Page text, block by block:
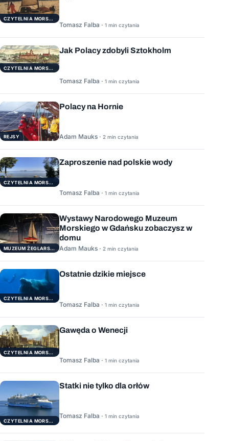
CZYTELNIA MORSKA
Tomasz Falba · 1 min czytania
CZYTELNIA MORSKA
Jak Polacy zdobyli Sztokholm
Tomasz Falba · 1 min czytania
REJSY
Polacy na Hornie
Adam Mauks · 2 min czytania
CZYTELNIA MORSKA
Zaproszenie nad polskie wody
Tomasz Falba · 1 min czytania
MUZEUM ŻEGLARSTWA POMORSKIEGO
Wystawy Narodowego Muzeum
Morskiego w Gdańsku zobaczysz w
domu
Adam Mauks · 2 min czytania
CZYTELNIA MORSKA
Ostatnie dzikie miejsce
Tomasz Falba · 1 min czytania
CZYTELNIA MORSKA
Gawęda o Wenecji
Tomasz Falba · 1 min czytania
CZYTELNIA MORSKA
Statki nie tylko dla orłów
Tomasz Falba · 1 min czytania